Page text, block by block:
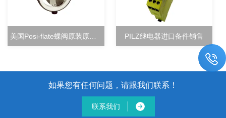
PILZ继电器进口备件销售
如果您有任何问题，请跟我们联系！
联系我们